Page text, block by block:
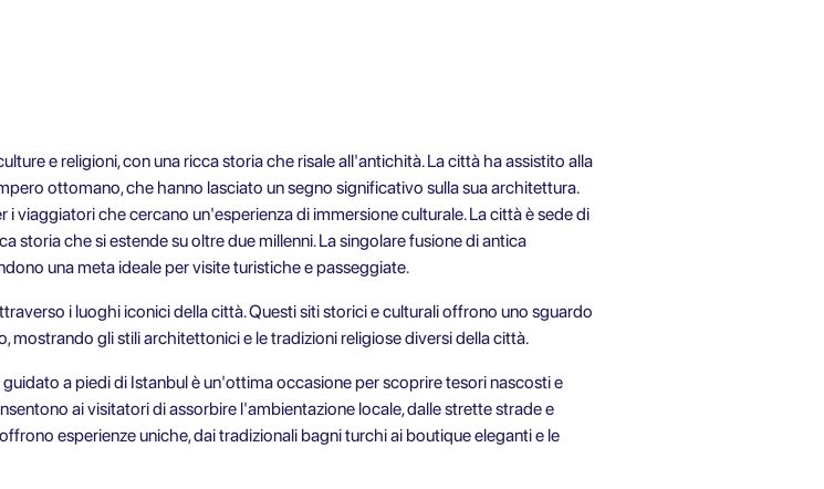
e religioni, con una ricca storia che risale all'antichità. La città ha assistito alla
ottomano, che hanno lasciato un segno significativo sulla sua architettura.
viaggiatori che cercano un'esperienza di immersione culturale. La città è sede di
storia che si estende su oltre due millenni. La singolare fusione di antica
una meta ideale per visite turistiche e passeggiate.
i luoghi iconici della città. Questi siti storici e culturali offrono uno sguardo
mostrando gli stili architettonici e le tradizioni religiose diversi della città.
a piedi di Istanbul è un'ottima occasione per scoprire tesori nascosti e
ai visitatori di assorbire l'ambientazione locale, dalle strette strade e
esperienze uniche, dai tradizionali bagni turchi ai boutique eleganti e le